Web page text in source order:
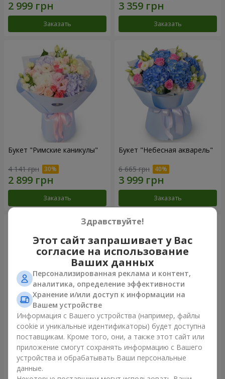
Заказать Заказать
Букет "Римские каникулы"
4 141 грн
Заказать
Букет "Небесная акварель"
6 665 грн
Заказать
101 красная роза
10 107 грн
Букет "Сердце – сердцу"
5 765 грн
Здравствуйте!
Этот сайт запрашивает у Вас
согласие на использование
Ваших данных
Персонализированная реклама и контент,
аналитика, определение эффективности
Хранение и/или доступ к информации на
Вашем устройстве
Информация с Вашего устройства (например, файлы
cookie и уникальные идентификаторы) будет доступна
поставщикам. Кроме того, они, а также этот сайт или
приложение смогут сохранять информацию с Вашего
устройства и обрабатывать Ваши персональные
данные.